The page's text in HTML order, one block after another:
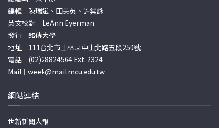
編輯｜陳瑞斌、田美英、許棠詠
英文校對｜LeAnn Eyerman
發行｜銘傳大學
地址｜111台北市士林區中山北路五段250號
電話｜(02)28824564 Ext. 2324
Mail｜ week@mail.mcu.edu.tw
網站連結
世新新聞人報